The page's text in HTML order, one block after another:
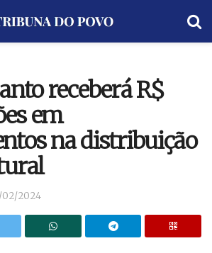
receberá R$
em
na distribuição
02/2024